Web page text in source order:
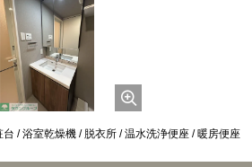
/ 浴室乾燥機 / 脱衣所 / 温水洗浄便座 / 暖房便座